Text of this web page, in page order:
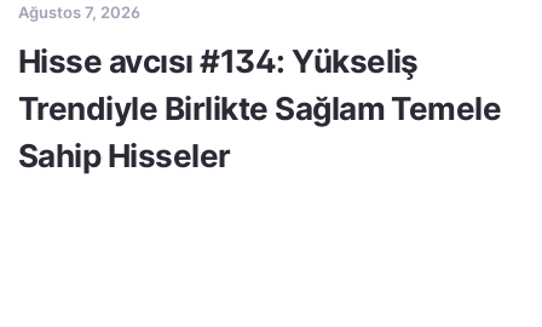
Ağustos 7, 2026
Hisse avcısı #134: Yükseliş
Trendiyle Birlikte Sağlam Temele
Sahip Hisseler